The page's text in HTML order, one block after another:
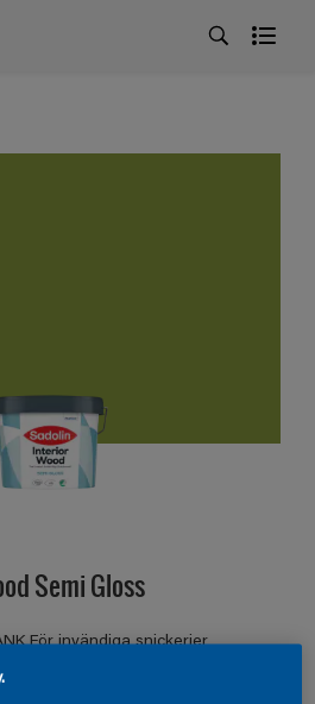
Semi Gloss
För invändiga snickerier